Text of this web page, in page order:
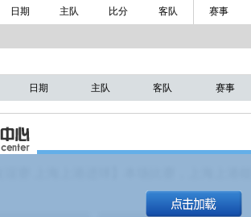
日期 主队 比分 客队 赛事
日期 主队 客队 赛事